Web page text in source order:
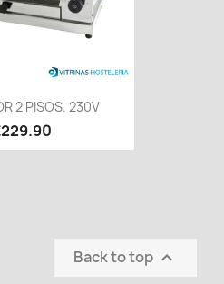
2 PISOS. 230V
Back to top 